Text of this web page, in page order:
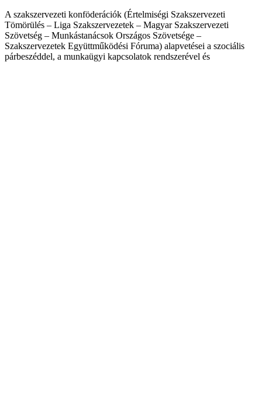
A szakszervezeti konföderációk (Értelmiségi Szakszervezeti
Tömörülés – Liga Szakszervezetek – Magyar Szakszervezeti
Szövetség – Munkástanácsok Országos Szövetsége –
Szakszervezetek Együttműködési Fóruma) alapvetései a szociális
párbeszéddel, a munkaügyi kapcsolatok rendszerével és